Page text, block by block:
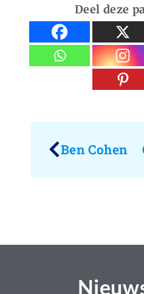
Deel deze
Ben Cohen